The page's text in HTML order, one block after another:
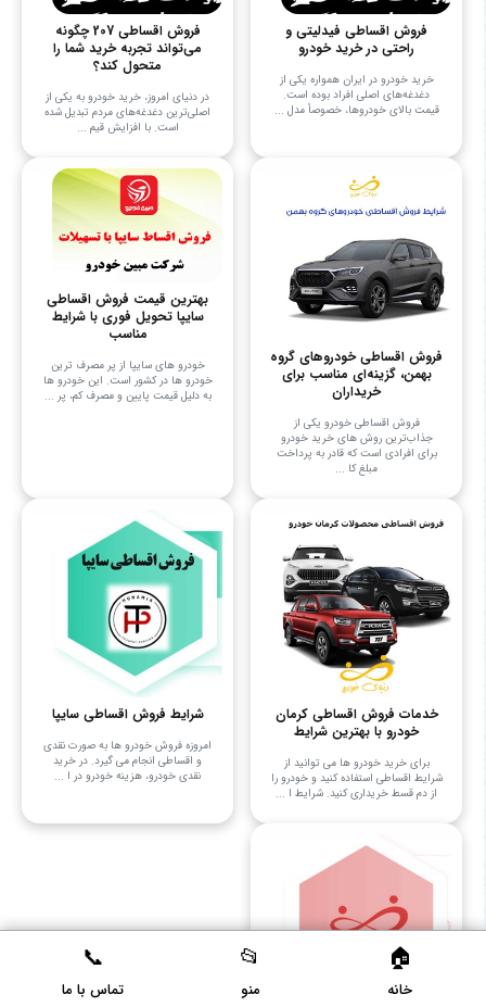
فروش اقساطی فیدلیتی و
راحتی در خرید خودرو
خرید خودرو در ایران همواره یکی از
دغدغه‌های اصلی افراد بوده است.
قیمت بالای خودروها، خصوصاً مدل ...
فروش اقساطی 207 چگونه
می‌تواند تجربه خرید شما را
متحول کند؟
در دنیای امروز، خرید خودرو به یکی از
اصلی‌ترین دغدغه‌های مردم تبدیل شده
است. با افزایش قیم ...
فروش اقساطی خودروهای گروه
بهمن، گزینه‌ای مناسب برای
خریداران
فروش اقساطی خودرو یکی از
جذاب‌ترین روش های خرید خودرو
برای افرادی است که قادر به پرداخت
مبلغ کا ...
بهترین قیمت فروش اقساطی
سایپا تحویل فوری با شرایط
مناسب
خودرو های سایپا از پر مصرف ترین
خودرو ها در کشور است. این خودرو ها
به دلیل قیمت پایین و مصرف کم، پر ...
خدمات فروش اقساطی کرمان
خودرو با بهترین شرایط
برای خرید خودرو ها می توانید از
شرایط اقساطی استفاده کنید و خودرو را
از دم قسط خریداری کنید. شرایط ا ...
شرایط فروش اقساطی سایپا
امروزه فروش خودرو ها به صورت نقدی
و اقساطی انجام می ‌گیرد. در خرید
نقدی خودرو، هزینه خودرو در ا ...
خانه منو تماس با ما